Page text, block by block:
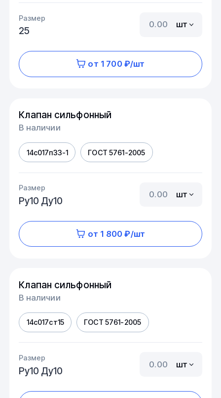
Размер
25
шт
от 1 700 ₽/шт
Клапан сильфонный
В наличии
14с017п33-1 ГОСТ 5761-2005
Размер
Ру10 Ду10
шт
от 1 800 ₽/шт
Клапан сильфонный
В наличии
14с017ст15 ГОСТ 5761-2005
Размер
Ру10 Ду10
шт